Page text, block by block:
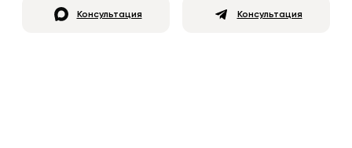
Консультация Консультация